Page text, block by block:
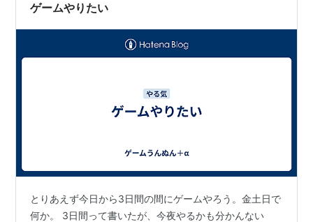
ゲームやりたい
とりあえず今日から3日間の間にゲームやろう。金土日で
何か。 3日間って書いたが、今夜やるかも分かんない